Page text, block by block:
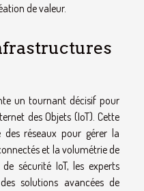
de valeur.
un tournant décisif pour
des Objets (IoT). Cette
réseaux pour gérer la
et la volumétrie de
sécurité IoT, les experts
solutions avancées de